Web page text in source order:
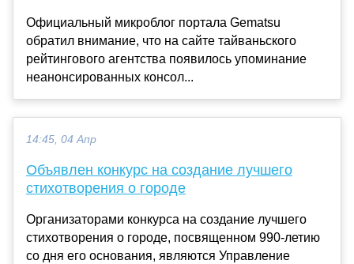
Официальный микроблог портала Gematsu
обратил внимание, что на сайте тайваньского
рейтингового агентства появилось упоминание
неанонсированных консол...
14:45, 04 Апр
Объявлен конкурс на создание лучшего
стихотворения о городе
Организаторами конкурса на создание лучшего
стихотворения о городе, посвященном 990-летию
со дня его основания, являются Управление